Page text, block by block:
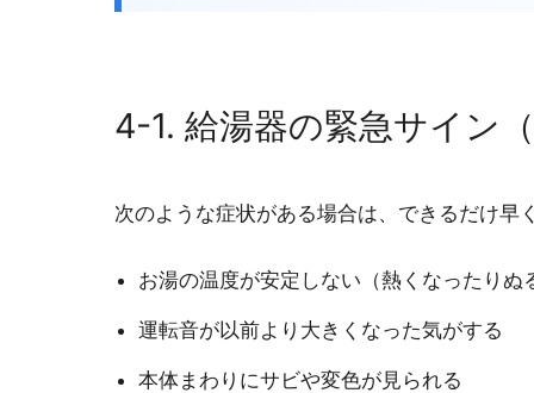
4-1. 給湯器の緊急サイン
次のような症状がある場合は、できるだけ早
お湯の温度が安定しない（熱くなったりぬ
運転音が以前より大きくなった気がする
本体まわりにサビや変色が見られる